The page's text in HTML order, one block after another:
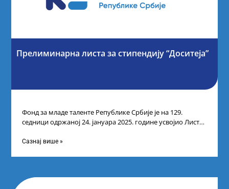
Прелиминарна листа за стипендију “Доситеја”
Фонд за младе таленте Републике Србије је на 129.
седници одржаној 24. јануара 2025. године усвојио Листу
Сазнај више »